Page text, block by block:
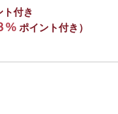
ト付き
% ポイント付き）